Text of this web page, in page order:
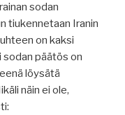
sodan
tiukennetaan Iranin
on kaksi
sodan päätös on
löysätä
näin ei ole,